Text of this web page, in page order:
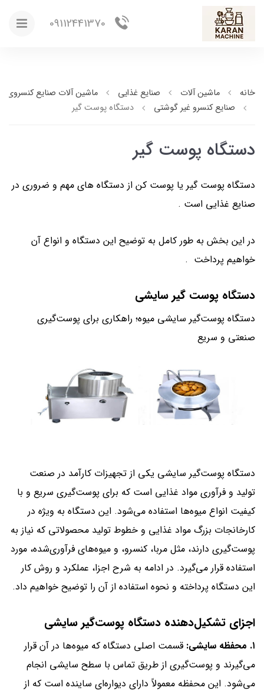
خانه ماشین آلات صنایع غذایی
ماشین آلات صنایع کنسروی
صنایع کنسرو غیر گوشتی
دستگاه پوست گیر
دستگاه پوست گیر
دستگاه پوست گیر یا پوست کن از دستگاه های مهم و ضروری در
صنایع غذایی است .
در این بخش به طور کامل به توضیح این دستگاه و انواع آن
خواهیم پرداخت .
دستگاه پوست گیر سایشی
دستگاه پوست‌گیر سایشی میوه؛ راهکاری برای پوست‌گیری
صنعتی و سریع
دستگاه پوست‌گیر سایشی یکی از تجهیزات کارآمد در صنعت
تولید و فرآوری مواد غذایی است که برای پوست‌گیری سریع و با
کیفیت انواع میوه‌ها استفاده می‌شود. این دستگاه به ویژه در
کارخانجات بزرگ مواد غذایی و خطوط تولید محصولاتی که نیاز به
پوست‌گیری دارند، مثل مربا، کنسرو، و میوه‌های فرآوری‌شده، مورد
استفاده قرار می‌گیرد. در ادامه به شرح اجزا، عملکرد و روش کار
این دستگاه پرداخته و نحوه استفاده از آن را توضیح خواهیم داد.
اجزای تشکیل‌دهنده دستگاه پوست‌گیر سایشی
۱. محفظه سایشی:
قسمت اصلی دستگاه که میوه‌ها در آن قرار
می‌گیرند و پوست‌گیری از طریق تماس با سطح سایشی انجام
می‌شود. این محفظه معمولاً دارای دیواره‌ای ساینده است که از